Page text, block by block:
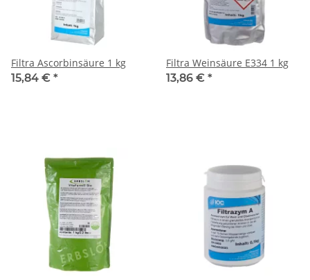
Filtra Ascorbinsäure 1 kg
15,84 € *
Filtra Weinsäure E334 1 kg
13,86 € *